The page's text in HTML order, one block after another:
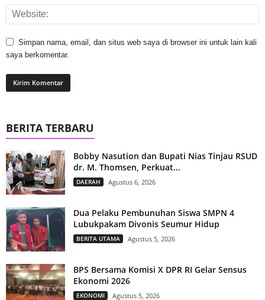
Simpan nama, email, dan situs web saya di browser ini untuk lain kali
saya berkomentar.
BERITA TERBARU
Bobby Nasution dan Bupati Nias Tinjau RSUD
dr. M. Thomsen, Perkuat...
DAERAH Agustus 6, 2026
Dua Pelaku Pembunuhan Siswa SMPN 4
Lubukpakam Divonis Seumur Hidup
BERITA UTAMA Agustus 5, 2026
BPS Bersama Komisi X DPR RI Gelar Sensus
Ekonomi 2026
EKONOMI Agustus 5, 2026